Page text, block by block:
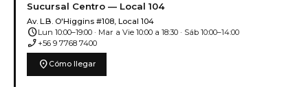
Sucursal Centro — Local 104
Av. L.B. O'Higgins #108, Local 104
scheduleLun 10:00–19:00 · Mar a Vie 10:00 a 18:30 · Sáb 10:00–14:00
phone_enabled +56 9 7768 7400
location_on Cómo llegar